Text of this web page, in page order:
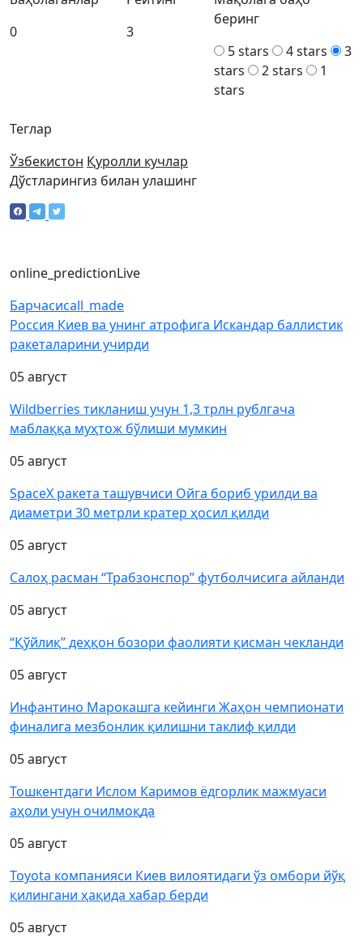
Теглар
Ўзбекистон Қуролли кучлар
0
3
беринг
5 stars
4 stars
3
stars
2 stars
1
stars
Дўстларингиз билан улашинг
online_predictionLive
Барчасиcall_made
Россия Киев ва унинг атрофига Искандар баллистик
ракеталарини учирди
05 август
Wildberries тикланиш учун 1,3 трлн рублгача
маблаққа муҳтож бўлиши мумкин
05 август
SpaceX ракета ташувчиси Ойга бориб урилди ва
диаметри 30 метрли кратер ҳосил қилди
05 август
Салоҳ расман “Трабзонспор” футболчисига айланди
05 август
“Қўйлиқ” деҳқон бозори фаолияти қисман чекланди
05 август
Инфантино Марокашга кейинги Жаҳон чемпионати
финалига мезбонлик қилишни таклиф қилди
05 август
Тошкентдаги Ислом Каримов ёдгорлик мажмуаси
аҳоли учун очилмоқда
05 август
Toyota компанияси Киев вилоятидаги ўз омбори йўқ
қилингани ҳақида хабар берди
05 август